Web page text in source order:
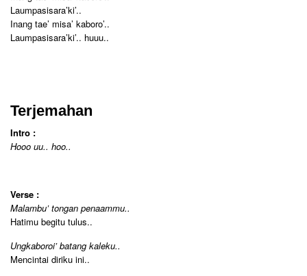
Laumpasisara’ki’..
Inang tae’ misa’ kaboro’..
Laumpasisara’ki’.. huuu..
Terjemahan
Intro :
Hooo uu.. hoo..
Verse :
Malambu’ tongan penaammu..
Hatimu begitu tulus..
Ungkaboroi’ batang kaleku..
Mencintai diriku ini..